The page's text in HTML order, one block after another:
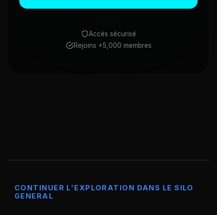
Accès sécurisé
Rejoins +5,000 membres
CONTINUER L'EXPLORATION DANS LE SILO
GENERAL